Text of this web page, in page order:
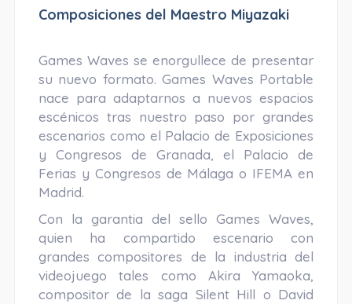
Composiciones del Maestro Miyazaki
Games Waves se enorgullece de presentar
su nuevo formato. Games Waves Portable
nace para adaptarnos a nuevos espacios
escénicos tras nuestro paso por grandes
escenarios como el Palacio de Exposiciones
y Congresos de Granada, el Palacio de
Ferias y Congresos de Málaga o IFEMA en
Madrid.
Con la garantia del sello Games Waves,
quien ha compartido escenario con
grandes compositores de la industria del
videojuego tales como Akira Yamaoka,
compositor de la saga Silent Hill o David